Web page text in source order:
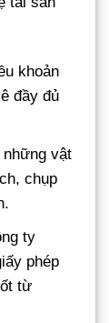
khoản
đầy đủ
vật
chụp
ty
phép
từ